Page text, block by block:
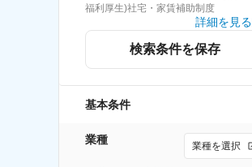
福利厚生)社宅・家賃補助制度
詳細を見る
検索条件を保存
基本条件
業種 業種を選択